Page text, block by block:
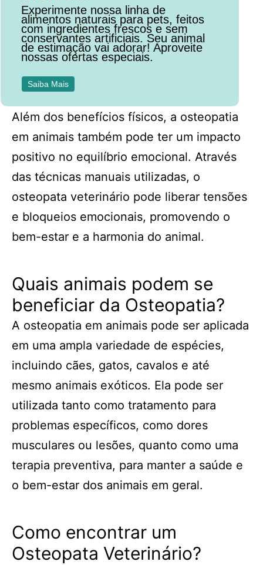
Experimente nossa linha de
alimentos naturais para pets, feitos
com ingredientes frescos e sem
conservantes artificiais. Seu animal
de estimação vai adorar! Aproveite
nossas ofertas especiais.
Saiba Mais
Além dos benefícios físicos, a osteopatia
em animais também pode ter um impacto
positivo no equilíbrio emocional. Através
das técnicas manuais utilizadas, o
osteopata veterinário pode liberar tensões
e bloqueios emocionais, promovendo o
bem-estar e a harmonia do animal.
Quais animais podem se
beneficiar da Osteopatia?
A osteopatia em animais pode ser aplicada
em uma ampla variedade de espécies,
incluindo cães, gatos, cavalos e até
mesmo animais exóticos. Ela pode ser
utilizada tanto como tratamento para
problemas específicos, como dores
musculares ou lesões, quanto como uma
terapia preventiva, para manter a saúde e
o bem-estar dos animais em geral.
Como encontrar um
Osteopata Veterinário?